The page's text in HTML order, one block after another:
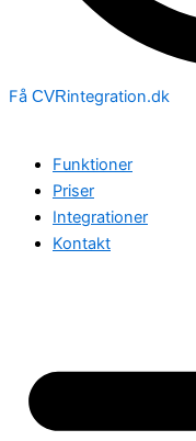
Få CVRintegration.dk
Funktioner
Priser
Integrationer
Kontakt